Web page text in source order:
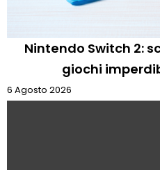
Nintendo Switch 2:
giochi
6 Agosto 2026